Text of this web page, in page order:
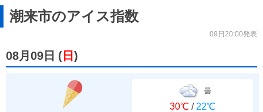
潮来市のアイス指数
09日20:00発表
08月09日 ( 日 )
曇
30℃ / 22℃